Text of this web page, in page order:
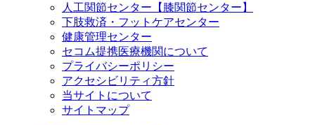
人工関節センター【膝関節センター】
下肢救済・フットケアセンター
健康管理センター
セコム提携医療機関について
プライバシーポリシー
アクセシビリティ方針
当サイトについて
サイトマップ